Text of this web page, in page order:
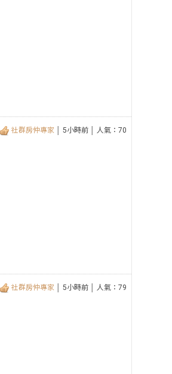
社群房仲專家 │ 5小時前 │ 人氣：70
社群房仲專家 │ 5小時前 │ 人氣：79